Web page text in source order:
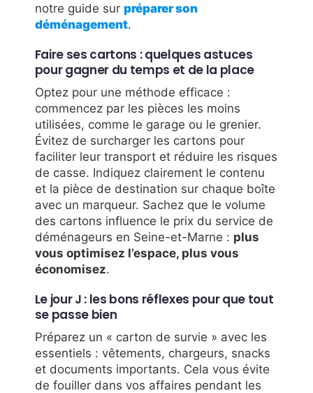
notre guide sur préparer son
déménagement.
Faire ses cartons : quelques astuces
pour gagner du temps et de la place
Optez pour une méthode efficace :
commencez par les pièces les moins
utilisées, comme le garage ou le grenier.
Évitez de surcharger les cartons pour
faciliter leur transport et réduire les risques
de casse. Indiquez clairement le contenu
et la pièce de destination sur chaque boîte
avec un marqueur. Sachez que le volume
des cartons influence le prix du service de
déménageurs en Seine-et-Marne : plus
vous optimisez l’espace, plus vous
économisez.
Le jour J : les bons réflexes pour que tout
se passe bien
Préparez un « carton de survie » avec les
essentiels : vêtements, chargeurs, snacks
et documents importants. Cela vous évite
de fouiller dans vos affaires pendant les